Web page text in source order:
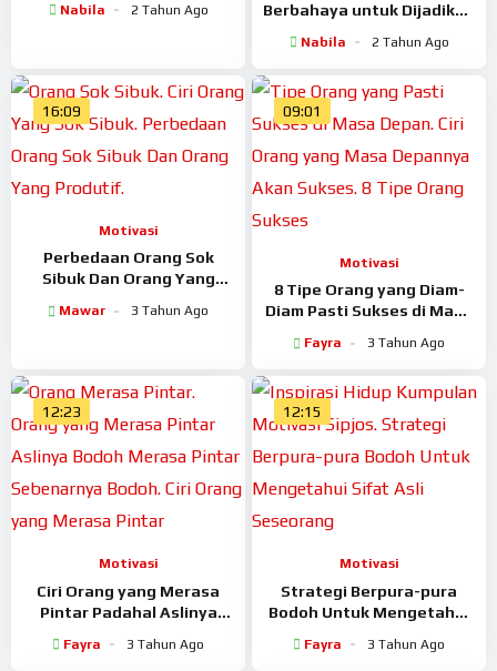
Nabila 2 Tahun Ago
Berbahaya untuk Dijadikan
Nabila 2 Tahun Ago
16:09
Motivasi
Perbedaan Orang Sok
Sibuk Dan Orang Yang
Mawar 3 Tahun Ago
09:01
Motivasi
8 Tipe Orang yang Diam-
Diam Pasti Sukses di Masa
Fayra 3 Tahun Ago
12:23
Motivasi
Ciri Orang yang Merasa
Pintar Padahal Aslinya
Fayra 3 Tahun Ago
12:15
Motivasi
Strategi Berpura-pura
Bodoh Untuk Mengetahui
Fayra 3 Tahun Ago